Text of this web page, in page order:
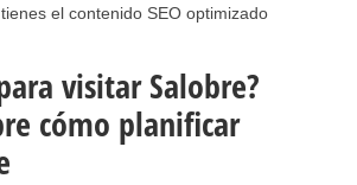
el contenido SEO optimizado
visitar Salobre?
cómo planificar